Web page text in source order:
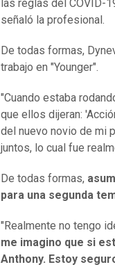
las reglas del COVID-
señaló la profesional.
De todas formas,
trabajo en "Younger".
"Cuando estaba
que ellos dijeran:
del nuevo novio de mi
juntos, lo cual fue
De todas formas,
para una segunda
"Realmente no tengo
me imagino que si
Anthony. Estoy